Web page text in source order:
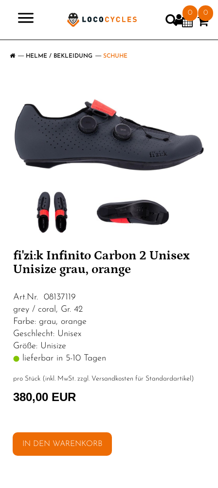
0 0
HELME / BEKLEIDUNG SCHUHE
fi'zi:k Infinito Carbon 2 Unisex
Unisize grau, orange
Art.Nr. 08137119
grey / coral, Gr. 42
Farbe: grau, orange
Geschlecht: Unisex
Größe: Unisize
lieferbar in 5-10 Tagen
pro Stück (inkl. MwSt. zzgl. Versandkosten für Standardartikel )
380,00 EUR
IN DEN WARENKORB